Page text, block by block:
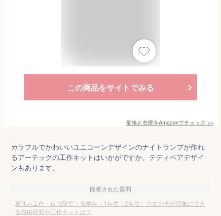
この商品をサイトでみる
価格と在庫をAmazonでチェック >>
カラフルでかわいいユニコーンデザインのナイトランプが作れ
るアーテックの工作キットはいかがですか。テディベアデザイ
ンもあります。
回答された質問
夏休み工作・自由研究｜低学年（1年生・2年生）の女の子が簡単にでき
る自由研究や工作キットは？